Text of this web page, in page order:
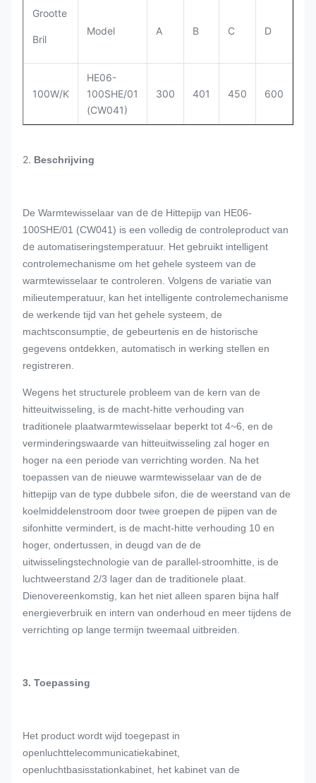
Grootte
Bril
Model A B C D
100W/K
HE06-
100SHE/01
(CW041)
300 401 450 600
2. Beschrijving
De Warmtewisselaar van de de Hittepijp van HE06-
100SHE/01 (CW041) is een volledig de controleproduct van
de automatiseringstemperatuur. Het gebruikt intelligent
controlemechanisme om het gehele systeem van de
warmtewisselaar te controleren. Volgens de variatie van
milieutemperatuur, kan het intelligente controlemechanisme
de werkende tijd van het gehele systeem, de
machtsconsumptie, de gebeurtenis en de historische
gegevens ontdekken, automatisch in werking stellen en
registreren.
Wegens het structurele probleem van de kern van de
hitteuitwisseling, is de macht-hitte verhouding van
traditionele plaatwarmtewisselaar beperkt tot 4~6, en de
verminderingswaarde van hitteuitwisseling zal hoger en
hoger na een periode van verrichting worden. Na het
toepassen van de nieuwe warmtewisselaar van de de
hittepijp van de type dubbele sifon, die de weerstand van de
koelmiddelenstroom door twee groepen de pijpen van de
sifonhitte vermindert, is de macht-hitte verhouding 10 en
hoger, ondertussen, in deugd van de de
uitwisselingstechnologie van de parallel-stroomhitte, is de
luchtweerstand 2/3 lager dan de traditionele plaat.
Dienovereenkomstig, kan het niet alleen sparen bijna half
energieverbruik en intern van onderhoud en meer tijdens de
verrichting op lange termijn tweemaal uitbreiden.
3. Toepassing
Het product wordt wijd toegepast in
openluchttelecommunicatiekabinet,
openluchtbasisstationkabinet, het kabinet van de